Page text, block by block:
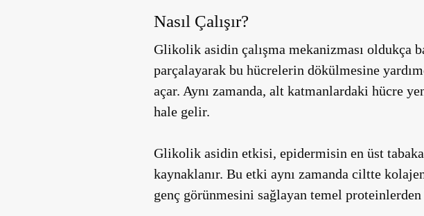
Nasıl Çalışır?
Glikolik asidin çalışma mekanizması oldukça
parçalayarak bu hücrelerin dökülmesine
açar. Aynı zamanda, alt katmanlardaki hücre
hale gelir.
Glikolik asidin etkisi, epidermisin en üst
kaynaklanır. Bu etki aynı zamanda ciltte
genç görünmesini sağlayan temel